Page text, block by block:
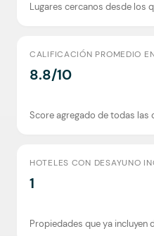
Lugares cercanos desde los
CALIFICACIÓN PROMEDIO
8.8/10
Score agregado de todas las
HOTELES CON DESAYUNO
1
Propiedades que ya incluyen